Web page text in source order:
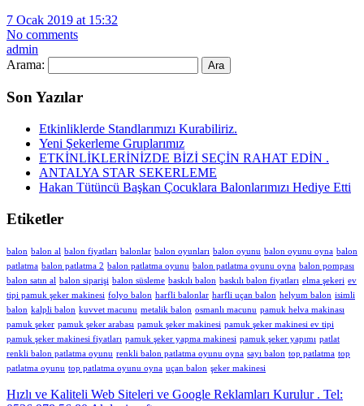
7 Ocak 2019 at 15:32
No comments
admin
Arama:
Son Yazılar
Etkinliklerde Standlarımızı Kurabiliriz.
Yeni Şekerleme Gruplarımız
ETKİNLİKLERİNİZDE BİZİ SEÇİN RAHAT EDİN .
ANTALYA STAR SEKERLEME
Hakan Tütüncü Başkan Çocuklara Balonlarımızı Hediye Etti
Etiketler
balon balon al balon fiyatları balonlar balon oyunları balon oyunu balon oyunu oyna balon
patlatma balon patlatma 2 balon patlatma oyunu balon patlatma oyunu oyna balon pompası
balon satın al balon siparişi balon süsleme baskılı balon baskılı balon fiyatları elma şekeri ev
tipi pamuk şeker makinesi folyo balon harfli balonlar harfli uçan balon helyum balon isimli
balon kalpli balon kuvvet macunu metalik balon osmanlı macunu pamuk helva makinası
pamuk şeker pamuk şeker arabası pamuk şeker makinesi pamuk şeker makinesi ev tipi
pamuk şeker makinesi fiyatları pamuk şeker yapma makinesi pamuk şeker yapımı patlat
renkli balon patlatma oyunu renkli balon patlatma oyunu oyna sayı balon top patlatma top
patlatma oyunu top patlatma oyunu oyna uçan balon şeker makinesi
Hızlı ve Kaliteli Web Siteleri ve Google Reklamları Kurulur . Tel: